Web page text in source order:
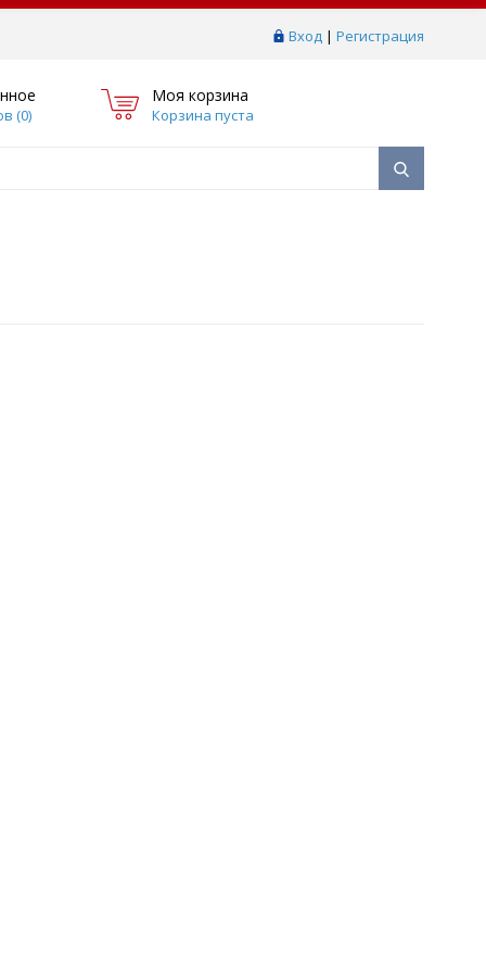
Вход | Регистрация
(0)
Моя корзина
Корзина пуста